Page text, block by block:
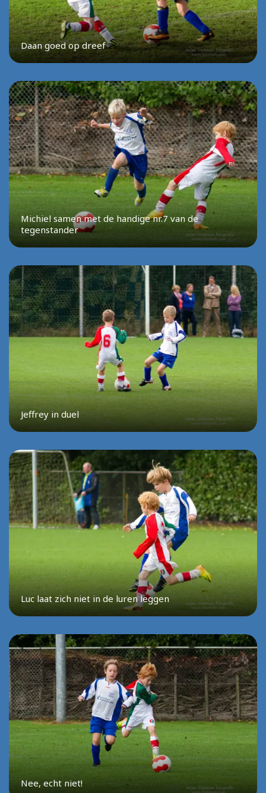
Daan goed op dreef
Michiel samen met de handige nr.7 van de
tegenstander
Jeffrey in duel
Luc laat zich niet in de luren leggen
Nee, echt niet!